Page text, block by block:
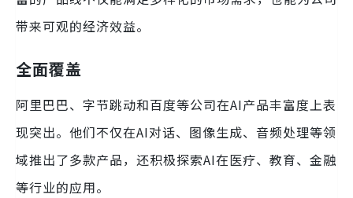
带来可观的经济效益。
全面覆盖
阿里巴巴、字节跳动和百度等公司在AI产品丰富度上表
现突出。他们不仅在AI对话、图像生成、音频处理等领
域推出了多款产品，还积极探索AI在医疗、教育、金融
等行业的应用。